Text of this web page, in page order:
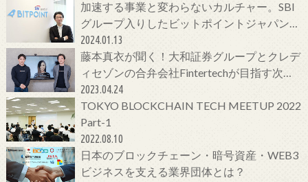
加速する事業と変わらないカルチャー。SBI
グループ入りしたビットポイントジャパンの
今をCTOに聞いてみた！
2024.01.13
藤本真衣が聞く！大和証券グループとクレデ
ィセゾンの合弁会社Fintertechが目指す次世
代金融サービスとは
2023.04.24
TOKYO BLOCKCHAIN TECH MEETUP 2022
Part-1
2022.08.10
日本のブロックチェーン・暗号資産・WEB3
ビジネスを支える業界団体とは？